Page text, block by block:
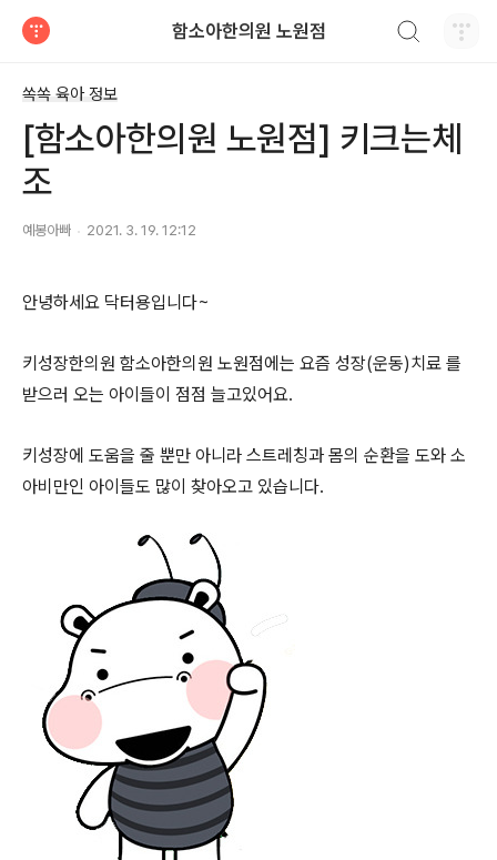
함소아한의원 노원점
쏙쏙 육아 정보
[함소아한의원 노원점] 키크는체
조
예봉아빠 2021. 3. 19. 12:12
안녕하세요 닥터용입니다~
키성장한의원 함소아한의원 노원점에는 요즘 성장(운동)치료 를
받으러 오는 아이들이 점점 늘고있어요.
키성장에 도움을 줄 뿐만 아니라 스트레칭과 몸의 순환을 도와 소
아비만인 아이들도 많이 찾아오고 있습니다.